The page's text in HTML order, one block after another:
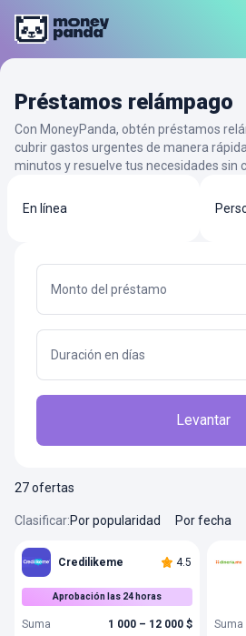
Préstamos relámpago
Con MoneyPanda, obtén préstamos
cubrir gastos urgentes de manera
minutos y resuelve tus necesidades sin
En línea
Monto del préstamo
Duración en días
Levantar
27 ofertas
Clasificar:Por popularidad Por fecha
Credilikeme 4.5
Aprobación las 24 horas
Suma
1 000 – 12 000 $
Suma